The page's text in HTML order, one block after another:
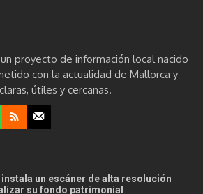
proyecto de información local nacido
con la actualidad de Mallorca y
útiles y cercanas.
instala un escáner de alta resolución
su fondo patrimonial